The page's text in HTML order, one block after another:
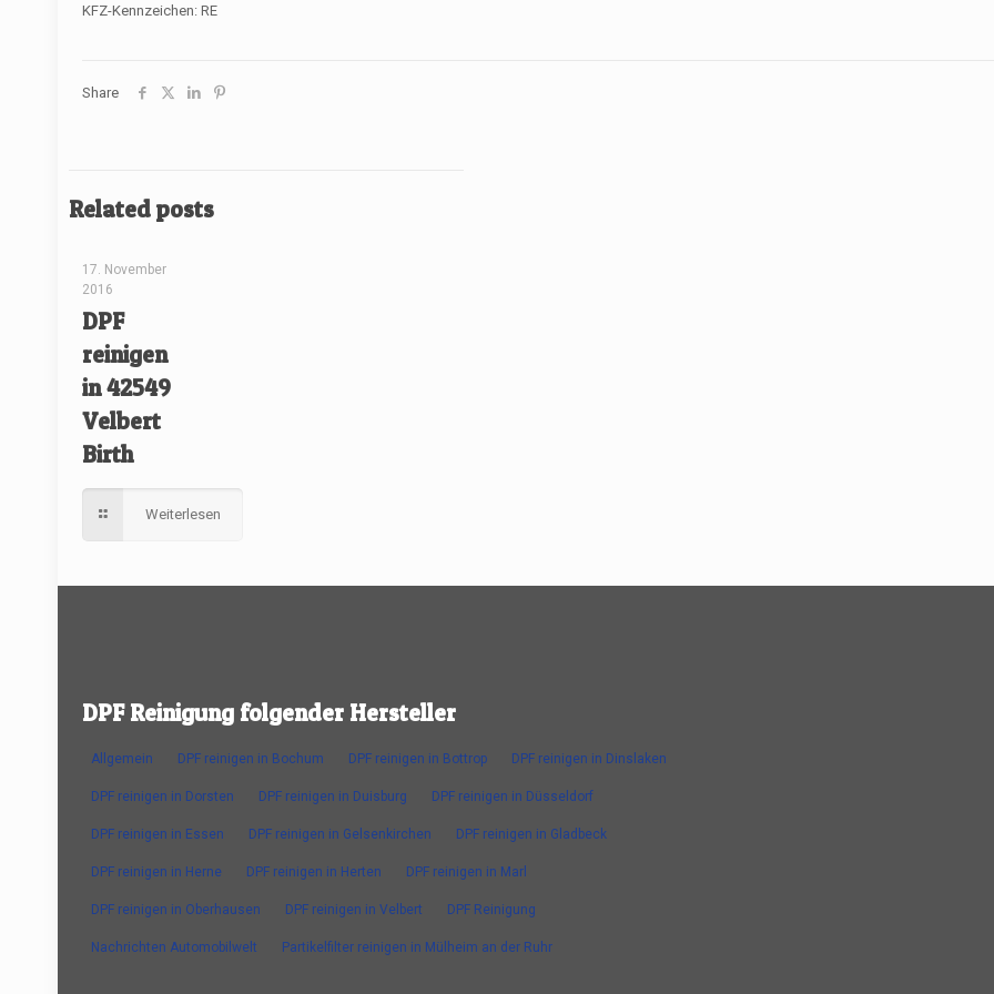
KFZ-Kennzeichen: RE
Share
Related posts
17. November
2016
DPF
reinigen
in 42549
Velbert
Birth
Weiterlesen
DPF Reinigung folgender Hersteller
Allgemein DPF reinigen in Bochum DPF reinigen in Bottrop DPF reinigen in Dinslaken
DPF reinigen in Dorsten DPF reinigen in Duisburg DPF reinigen in Düsseldorf
DPF reinigen in Essen DPF reinigen in Gelsenkirchen DPF reinigen in Gladbeck
DPF reinigen in Herne DPF reinigen in Herten DPF reinigen in Marl
DPF reinigen in Oberhausen DPF reinigen in Velbert DPF Reinigung
Nachrichten Automobilwelt Partikelfilter reinigen in Mülheim an der Ruhr